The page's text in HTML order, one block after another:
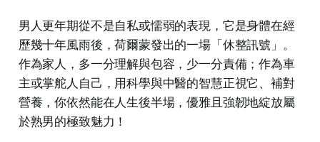
男人更年期從不是自私或懦弱的表現，它是身體在經
歷幾十年風雨後，荷爾蒙發出的一場「休整訊號」。
作為家人，多一分理解與包容，少一分責備；作為車
主或掌舵人自己，用科學與中醫的智慧正視它、補對
營養，你依然能在人生後半場，優雅且強韌地綻放屬
於熟男的極致魅力！